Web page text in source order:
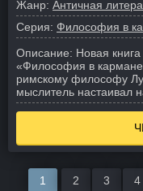
Жанр: Античная
Серия: Философия в
Описание: Новая
«Философия в
римскому философу
мыслитель настаивал
1 2 3 4